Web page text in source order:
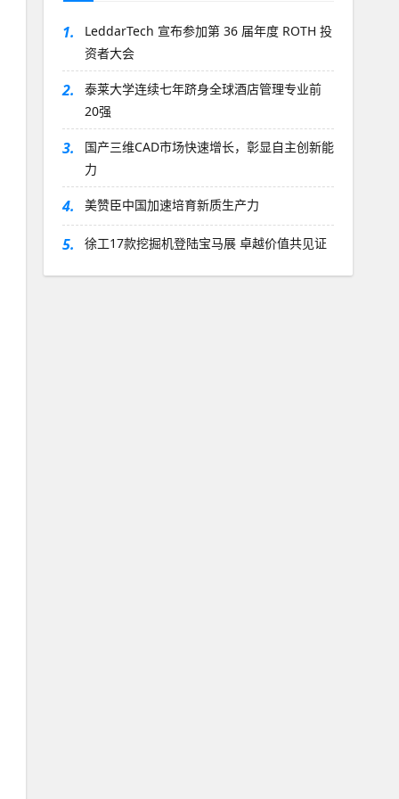
1.
LeddarTech 宣布参加第 36 届年度 ROTH 投
资者大会
2.
泰莱大学连续七年跻身全球酒店管理专业前
20强
3.
国产三维CAD市场快速增长，彰显自主创新能
力
4. 美赞臣中国加速培育新质生产力
5. 徐工17款挖掘机登陆宝马展 卓越价值共见证